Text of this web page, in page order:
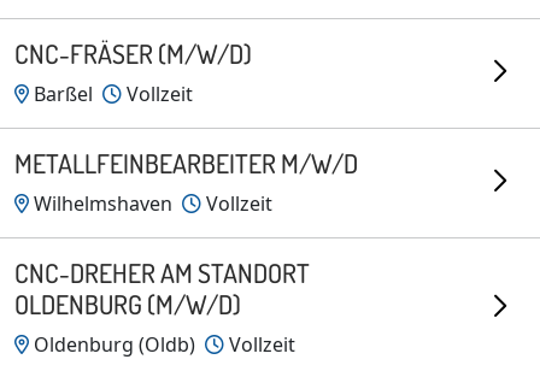
CNC-FRÄSER (M/W/D)
Barßel Vollzeit
METALLFEINBEARBEITER M/W/D
Wilhelmshaven Vollzeit
CNC-DREHER AM STANDORT
OLDENBURG (M/W/D)
Oldenburg (Oldb) Vollzeit